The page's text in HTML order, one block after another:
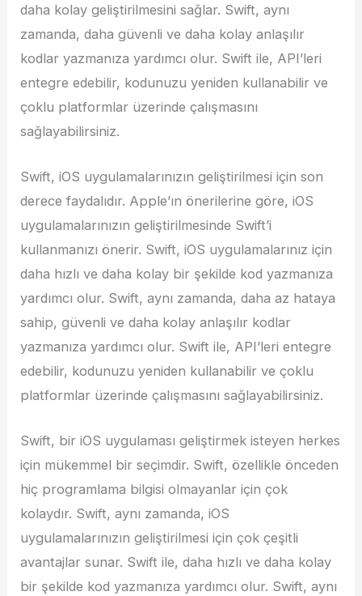
daha kolay geliştirilmesini sağlar. Swift, aynı
zamanda, daha güvenli ve daha kolay anlaşılır
kodlar yazmanıza yardımcı olur. Swift ile, API’leri
entegre edebilir, kodunuzu yeniden kullanabilir ve
çoklu platformlar üzerinde çalışmasını
sağlayabilirsiniz.
Swift, iOS uygulamalarınızın geliştirilmesi için son
derece faydalıdır. Apple’ın önerilerine göre, iOS
uygulamalarınızın geliştirilmesinde Swift’i
kullanmanızı önerir. Swift, iOS uygulamalarınız için
daha hızlı ve daha kolay bir şekilde kod yazmanıza
yardımcı olur. Swift, aynı zamanda, daha az hataya
sahip, güvenli ve daha kolay anlaşılır kodlar
yazmanıza yardımcı olur. Swift ile, API’leri entegre
edebilir, kodunuzu yeniden kullanabilir ve çoklu
platformlar üzerinde çalışmasını sağlayabilirsiniz.
Swift, bir iOS uygulaması geliştirmek isteyen herkes
için mükemmel bir seçimdir. Swift, özellikle önceden
hiç programlama bilgisi olmayanlar için çok
kolaydır. Swift, aynı zamanda, iOS
uygulamalarınızın geliştirilmesi için çok çeşitli
avantajlar sunar. Swift ile, daha hızlı ve daha kolay
bir şekilde kod yazmanıza yardımcı olur. Swift, aynı